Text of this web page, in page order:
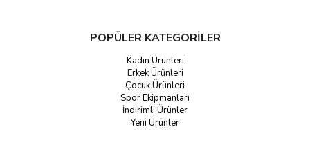
POPÜLER KATEGORİLER
Kadın Ürünleri
Erkek Ürünleri
Çocuk Ürünleri
Spor Ekipmanları
İndirimli Ürünler
Yeni Ürünler